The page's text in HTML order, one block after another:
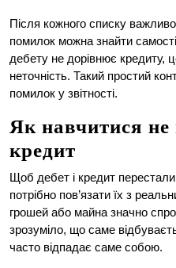
Після кожного списку
помилок можна знайти
дебету не дорівнює кредиту,
неточність. Такий простий
помилок у звітності.
Як навчитися не
кредит
Щоб дебет і кредит
потрібно пов’язати їх з
грошей або майна значно
зрозуміло, що саме
часто відпадає саме собою.